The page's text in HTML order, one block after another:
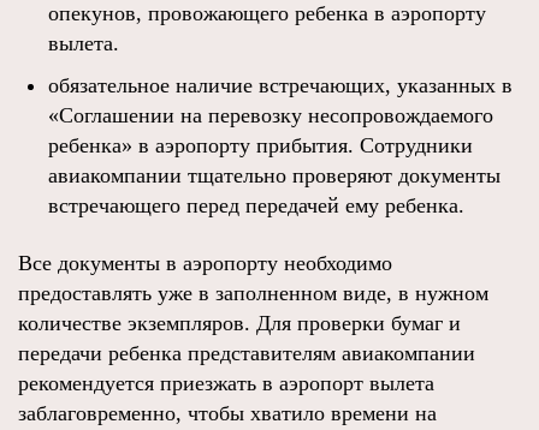
опекунов, провожающего ребенка в аэропорту
вылета.
обязательное наличие встречающих, указанных в
«Соглашении на перевозку несопровождаемого
ребенка» в аэропорту прибытия. Сотрудники
авиакомпании тщательно проверяют документы
встречающего перед передачей ему ребенка.
Все документы в аэропорту необходимо
предоставлять уже в заполненном виде, в нужном
количестве экземпляров. Для проверки бумаг и
передачи ребенка представителям авиакомпании
рекомендуется приезжать в аэропорт вылета
заблаговременно, чтобы хватило времени на